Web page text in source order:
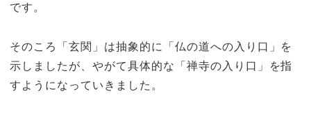
です。
そのころ「玄関」は抽象的に「仏の道への入り口」を
示しましたが、やがて具体的な「禅寺の入り口」を指
すようになっていきました。